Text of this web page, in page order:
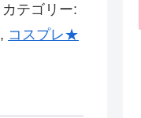
カテゴリー:
, コスプレ★